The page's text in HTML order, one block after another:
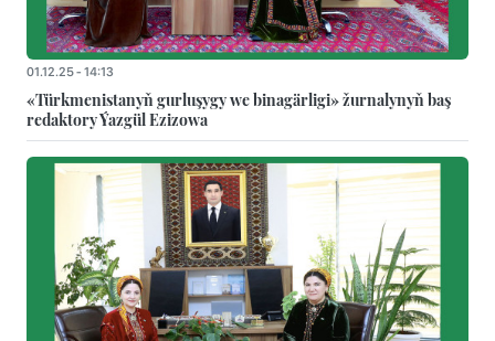
01.12.25 - 14:13
«Türkmenistanyň gurluşygy we binagärligi» žurnalynyň baş
redaktory Ýazgül Ezizowa